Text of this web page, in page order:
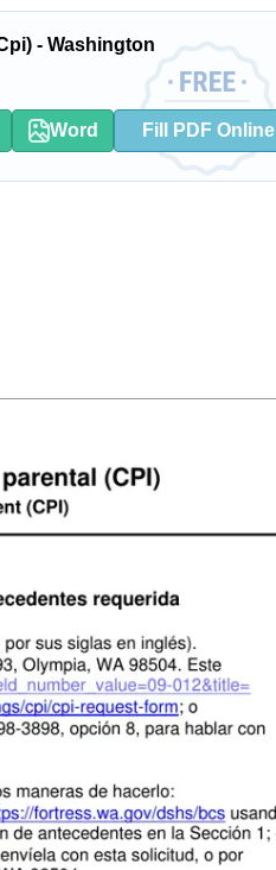
- Washington
Word Fill PDF Online